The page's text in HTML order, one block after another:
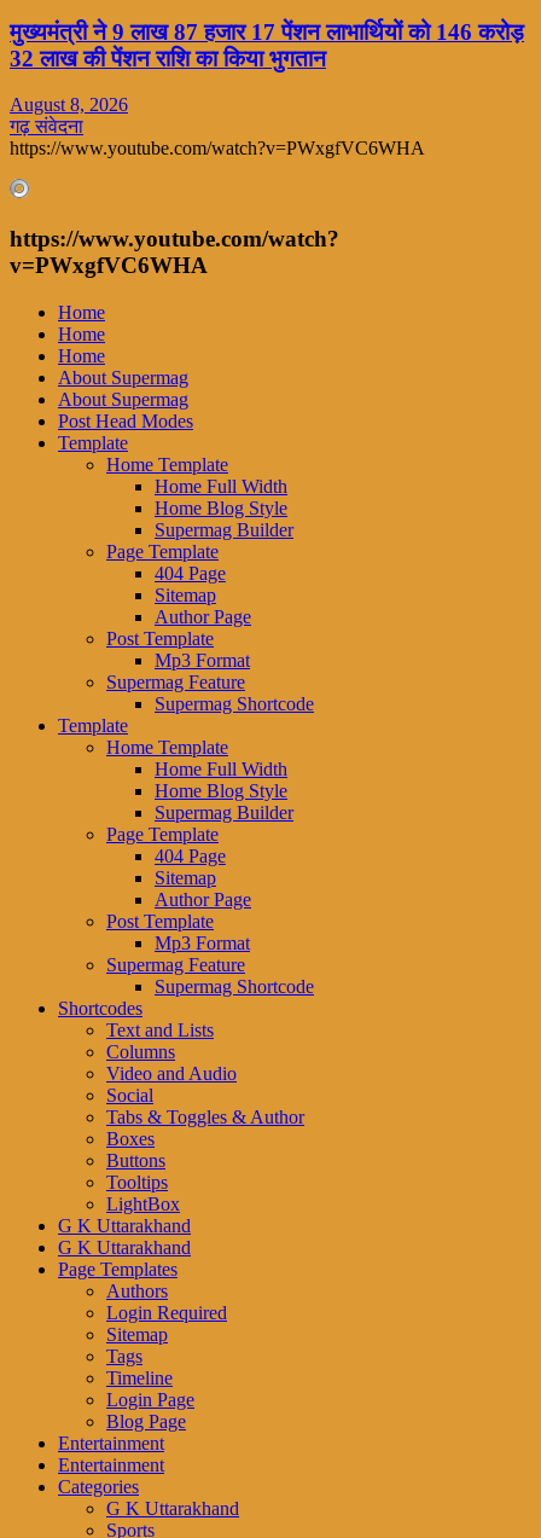
मुख्यमंत्री ने 9 लाख 87 हजार 17 पेंशन लाभार्थियों को 146 करोड़
32 लाख की पेंशन राशि का किया भुगतान
August 8, 2026
गढ़ संवेदना
https://www.youtube.com/watch?v=PWxgfVC6WHA
https://www.youtube.com/watch?
v=PWxgfVC6WHA
Home
Home
Home
About Supermag
About Supermag
Post Head Modes
Template
Home Template
Home Full Width
Home Blog Style
Supermag Builder
Page Template
404 Page
Sitemap
Author Page
Post Template
Mp3 Format
Supermag Feature
Supermag Shortcode
Template
Home Template
Home Full Width
Home Blog Style
Supermag Builder
Page Template
404 Page
Sitemap
Author Page
Post Template
Mp3 Format
Supermag Feature
Supermag Shortcode
Shortcodes
Text and Lists
Columns
Video and Audio
Social
Tabs & Toggles & Author
Boxes
Buttons
Tooltips
LightBox
G K Uttarakhand
G K Uttarakhand
Page Templates
Authors
Login Required
Sitemap
Tags
Timeline
Login Page
Blog Page
Entertainment
Entertainment
Categories
G K Uttarakhand
Sports